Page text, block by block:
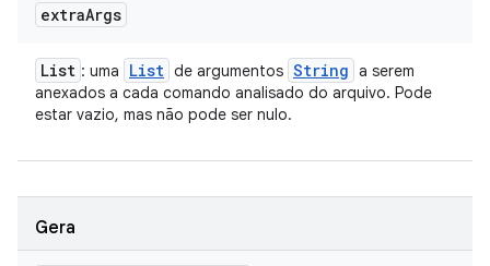
extraArgs
List : uma List de argumentos String a serem
anexados a cada comando analisado do arquivo. Pode
estar vazio, mas não pode ser nulo.
Gera